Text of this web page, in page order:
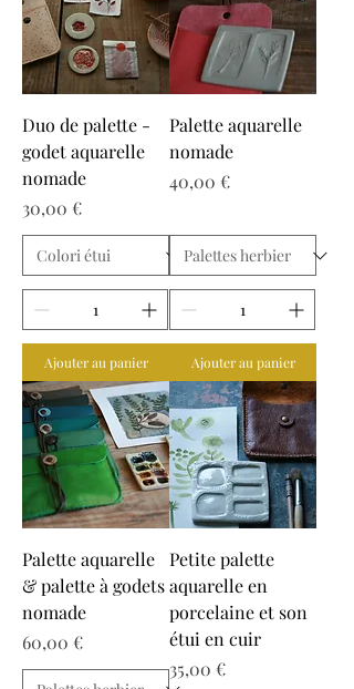
Duo de palette -
godet aquarelle
nomade
Prix
30,00 €
Ajouter au panier
Palette aquarelle
nomade
Prix
40,00 €
Ajouter au panier
Palette aquarelle
& palette à godets
nomade
Prix
60,00 €
Petite palette
aquarelle en
porcelaine et son
étui en cuir
Prix
35,00 €